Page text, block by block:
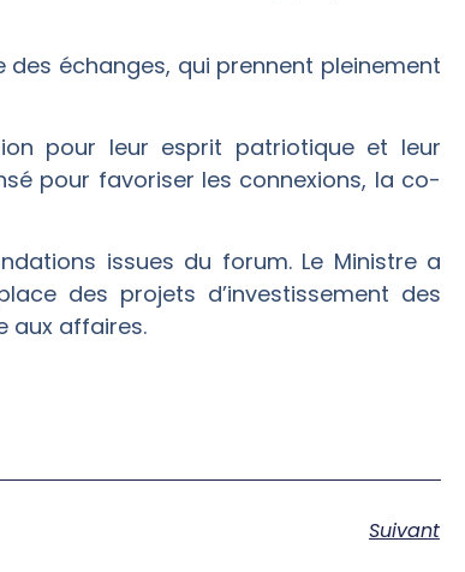
échanges, qui prennent pleinement
pour leur esprit patriotique et leur
pour favoriser les connexions, la co-
issues du forum. Le Ministre a
des projets d’investissement des
aux affaires.
Suivant